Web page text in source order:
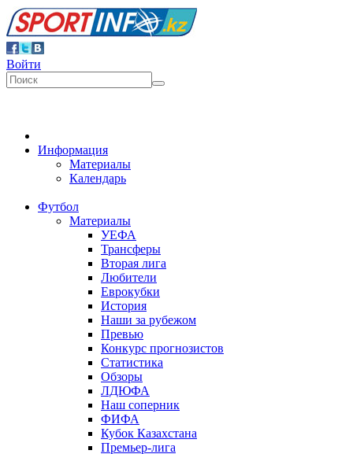
Войти
Информация
Материалы
Календарь
Футбол
Материалы
УЕФА
Трансферы
Вторая лига
Любители
Еврокубки
История
Наши за рубежом
Превью
Конкурс прогнозистов
Статистика
Обзоры
ЛДЮФА
Наш соперник
ФИФА
Кубок Казахстана
Премьер-лига